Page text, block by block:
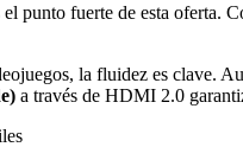
el punto fuerte de esta oferta.
la fluidez es clave.
a través de HDMI 2.0